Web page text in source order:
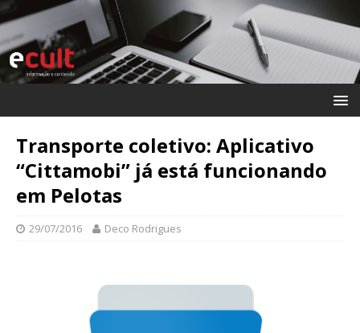
Transporte coletivo: Aplicativo
“Cittamobi” já está funcionando
em Pelotas
29/07/2016 Deco Rodrigues